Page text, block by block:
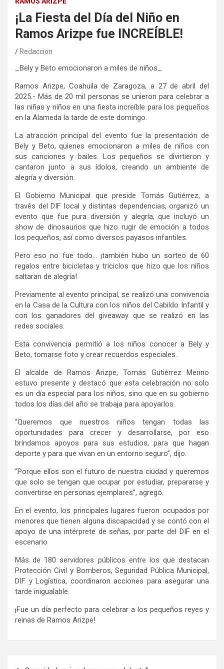
¡La Fiesta del Día del Niño en
Ramos Arizpe fue INCREÍBLE!
Redaccion
_Bely y Beto emocionaron a miles de niños_
Ramos Arizpe, Coahuila de Zaragoza, a 27 de abril del
2025.- Más de 20 mil personas se unieron para celebrar a
las niñas y niños en una fiesta increíble para los pequeños
en la Alameda la tarde de este domingo.
La atracción principal del evento fue la presentación de
Bely y Beto, quienes emocionaron a miles de niños con
sus canciones y bailes. Los pequeños se divirtieron y
cantaron junto a sus ídolos, creando un ambiente de
alegría y diversión.
El Gobierno Municipal que preside Tomás Gutiérrez, a
través del DIF local y distintas dependencias, organizó un
evento que fue pura diversión y alegría, que incluyó un
show de dinosaurios que hizo rugir de emoción a todos
los pequeños, así como diversos payasos infantiles.
Pero eso no fue todo… ¡también hubo un sorteo de 60
regalos entre bicicletas y triciclos que hizo que los niños
saltaran de alegría!
Previamente al evento principal, se realizó una convivencia
en la Casa de la Cultura con los niños del Cabildo Infantil y
con los ganadores del giveaway que se realizó en las
redes sociales.
Esta convivencia permitió a los niños conocer a Bely y
Beto, tomarse foto y crear recuerdos especiales.
El alcalde de Ramos Arizpe, Tomás Gutiérrez Merino
estuvo presente y destacó que esta celebración no solo
es un día especial para los niños, sino que en su gobierno
todos los días del año se trabaja para apoyarlos.
“Queremos que nuestros niños tengan todas las
oportunidades para crecer y desarrollarse, por eso
brindamos apoyos para sus estudios, para que hagan
deporte y para que vivan en un entorno seguro”, dijo.
“Porque ellos son el futuro de nuestra ciudad y queremos
que solo se tengan que ocupar por estudiar, prepararse y
convertirse en personas ejemplares”, agregó.
En el evento, los principales lugares fueron ocupados por
menores que tienen alguna discapacidad y se contó con el
apoyo de una intérprete de señas, por parte del DIF en el
escenario
Más de 180 servidores públicos entre los que destacan
Protección Civil y Bomberos, Seguridad Pública Municipal,
DIF y Logística, coordinaron acciones para asegurar una
tarde inigualable.
¡Fue un día perfecto para celebrar a los pequeños reyes y
reinas de Ramos Arizpe!